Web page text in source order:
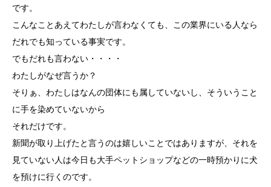
です。
こんなことあえてわたしが言わなくても、この業界にいる人なら
だれでも知っている事実です。
でもだれも言わない・・・・
わたしがなぜ言うか？
そりぁ、わたしはなんの団体にも属していないし、そういうこと
に手を染めていないから
それだけです。
新聞が取り上げたと言うのは嬉しいことではありますが、それを
見ていない人は今日も大手ペットショップなどの一時預かりに犬
を預けに行くのです。